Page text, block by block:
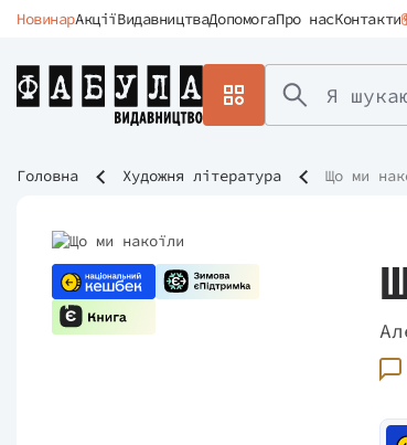
НовинарАкціїВидавництваДопомогаПро насКонтакти
Головна Художня література Що ми